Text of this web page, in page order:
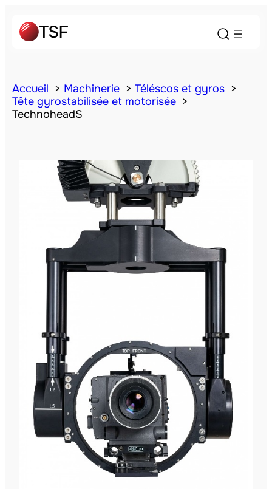
Accueil Machinerie
Téléscos et gyros
Tête gyrostabilisée et motorisée
TechnoheadS